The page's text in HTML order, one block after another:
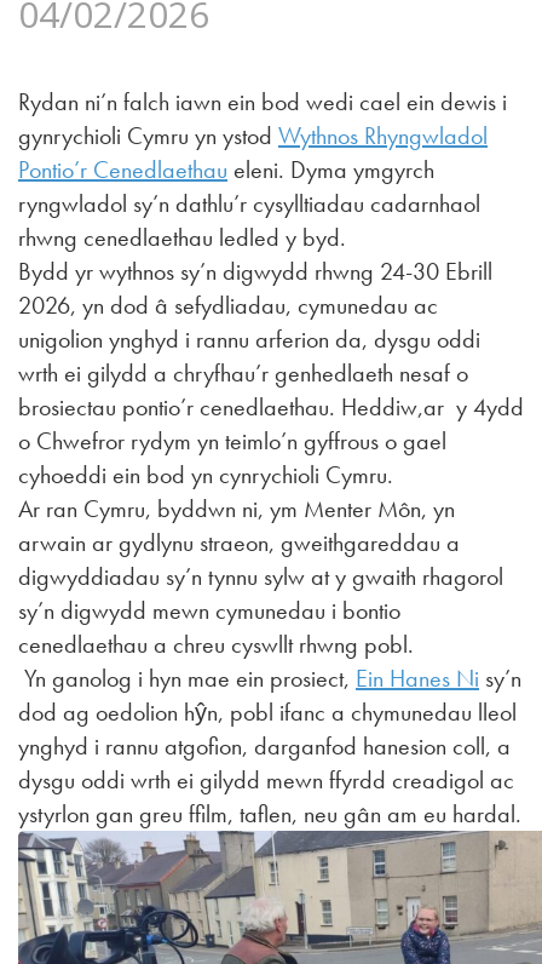
04/02/2026
Rydan ni’n falch iawn ein bod wedi cael ein dewis i
gynrychioli Cymru yn ystod Wythnos Rhyngwladol
Pontio’r Cenedlaethau eleni. Dyma ymgyrch
ryngwladol sy’n dathlu’r cysylltiadau cadarnhaol
rhwng cenedlaethau ledled y byd.
Bydd yr wythnos sy’n digwydd rhwng 24-30 Ebrill
2026, yn dod â sefydliadau, cymunedau ac
unigolion ynghyd i rannu arferion da, dysgu oddi
wrth ei gilydd a chryfhau’r genhedlaeth nesaf o
brosiectau pontio’r cenedlaethau. Heddiw,ar y 4ydd
o Chwefror rydym yn teimlo’n gyffrous o gael
cyhoeddi ein bod yn cynrychioli Cymru.
Ar ran Cymru, byddwn ni, ym Menter Môn, yn
arwain ar gydlynu straeon, gweithgareddau a
digwyddiadau sy’n tynnu sylw at y gwaith rhagorol
sy’n digwydd mewn cymunedau i bontio
cenedlaethau a chreu cyswllt rhwng pobl.
Yn ganolog i hyn mae ein prosiect, Ein Hanes Ni sy’n
dod ag oedolion hŷn, pobl ifanc a chymunedau lleol
ynghyd i rannu atgofion, darganfod hanesion coll, a
dysgu oddi wrth ei gilydd mewn ffyrdd creadigol ac
ystyrlon gan greu ffilm, taflen, neu gân am eu hardal.